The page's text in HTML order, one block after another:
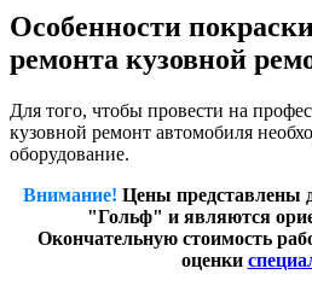
Особенности
ремонта кузовной
Для того, чтобы провести на
кузовной ремонт автомобиля
оборудование.
Внимание! Цены представлены
"Гольф" и являются
Окончательную стоимость
оценки